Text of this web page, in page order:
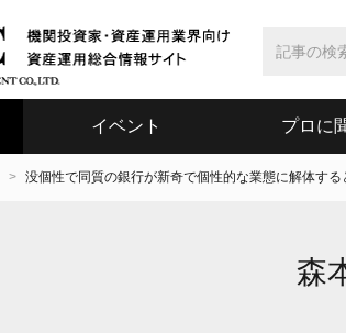
イベント プロに
没個性で同質の銀行が新奇で個性的な業態に解体する
森